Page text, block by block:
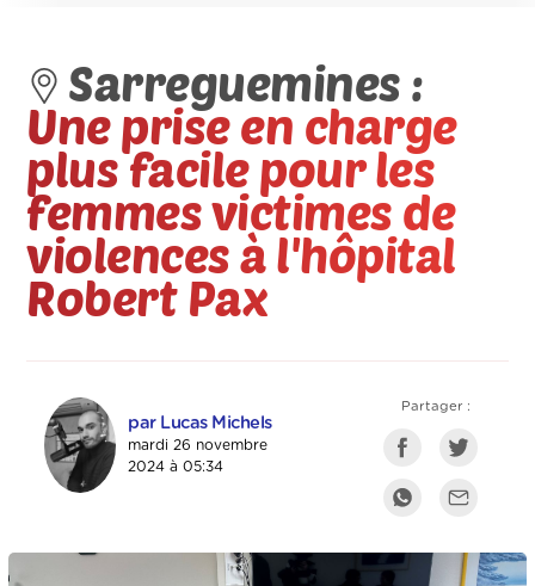
Sarreguemines :
Une prise en charge
plus facile pour les
femmes victimes de
violences à l'hôpital
Robert Pax
par Lucas Michels
mardi 26 novembre
2024 à 05:34
Partager :